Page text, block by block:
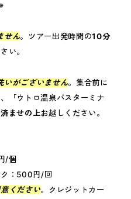
せん。ツアー出発時間の10分
い。
いがございません。集合前に
「ウトロ温泉バスターミナ
ませの上お越しください。
/個
：500円/回
ください。クレジットカー